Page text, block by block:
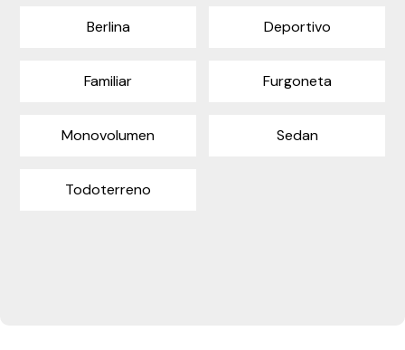
Berlina Deportivo
Familiar Furgoneta
Monovolumen Sedan
Todoterreno